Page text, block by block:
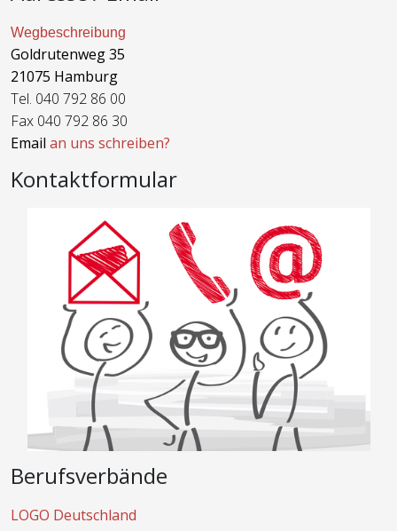
Wegbeschreibung
Goldrutenweg 35
21075 Hamburg
Tel. 040 792 86 00
Fax 040 792 86 30
Email an uns schreiben?
Kontaktformular
Berufsverbände
LOGO Deutschland